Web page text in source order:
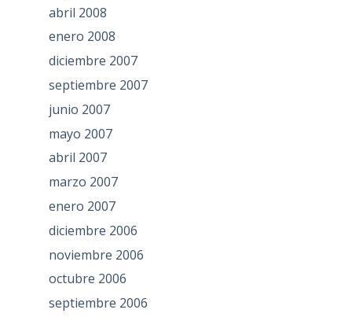
abril 2008
enero 2008
diciembre 2007
septiembre 2007
junio 2007
mayo 2007
abril 2007
marzo 2007
enero 2007
diciembre 2006
noviembre 2006
octubre 2006
septiembre 2006